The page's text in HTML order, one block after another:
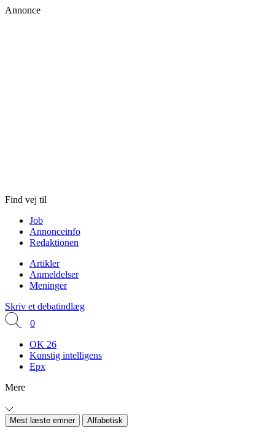
Annonce
Find vej til
Job
Annonceinfo
Redaktionen
Artikler
Anmeldelser
Meninger
Skriv et debatindlæg
0
OK 26
Kunstig intelligens
Epx
Mere
Mest læste emner Alfabetisk